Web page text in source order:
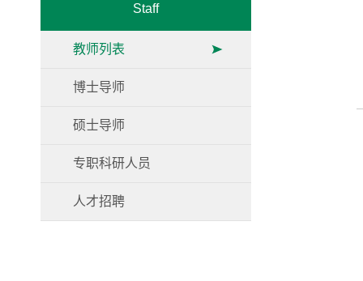
Staff
教师列表
博士导师
硕士导师
专职科研人员
人才招聘